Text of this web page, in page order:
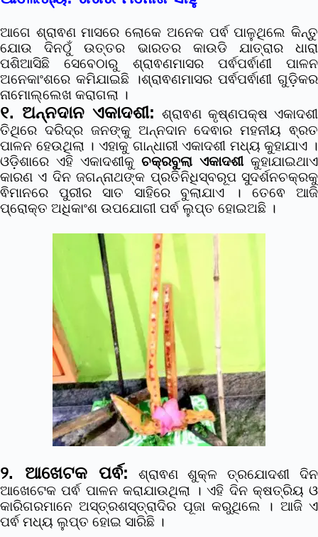
ଆଗେ ଶ୍ରାଵଣ ମାସରେ ଲୋକେ ଅନେକ ପର୍ଵ ପାଳୁଥିଲେ କିନ୍ତୁ
ଯୋଉ ଦିନଠୁଁ ଉତ୍ତର ଭାରତର କାଉଡି ଯାତ୍ରାର ଧାରା
ପଶିଆସିଛି ସେବେଠାରୁ ଶ୍ରାଵଣମାସର ପର୍ଵପର୍ଵାଣୀ ପାଳନ
ଅନେକାଂଶରେ କମିଯାଇଛି ।ଶ୍ରାଵଣମାସର ପର୍ଵପର୍ଵାଣୀ ଗୁଡ଼ିକର
ନାମୋଲ୍ଲେଖ କରାଗଲା ।
୧. ଅନ୍ନଦାନ ଏକାଦଶୀ: ଶ୍ରାଵଣ କୃଷ୍ଣପକ୍ଷ ଏକାଦଶୀ
ତିଥିରେ ଦରିଦ୍ର ଜନଙ୍କୁ ଅନ୍ନଦାନ ଦେଵାର ମହନୀୟ ଵ୍ରତ
ପାଳନ ହେଉଥିଲା । ଏହାକୁ ଗାନ୍ଧାରୀ ଏକାଦଶୀ ମଧ୍ୟ କୁହାଯାଏ ।
ଓଡ଼ିଶାରେ ଏହି ଏକାଦଶୀକୁ ଚକ୍ରବୁଲା ଏକାଦଶୀକୁହାଯାଇଥାଏ
କାରଣ ଏ ଦିନ ଜଗନ୍ନାଥଙ୍କ ପ୍ରତିନିଧିସ୍ବରୂପ ସୁଦର୍ଶନଚକ୍ରକୁ
ଵିମାନରେ ପୁରୀର ସାତ ସାହିରେ ବୁଲାଯାଏ । ତେଵେ ଆଜି
ପ୍ରୋକ୍ତ ଅଧିକାଂଶ ଉପଯୋଗୀ ପର୍ଵ ଲୁପ୍ତ ହୋଇଅଛି ।
୨. ଆଖେଟକ ପର୍ଵ: ଶ୍ରାଵଣ ଶୁକ୍ଳ ତ୍ରଯୋଦଶୀ ଦିନ
ଆଖେଟେକ ପର୍ଵ ପାଳନ କରାଯାଉଥିଲା । ଏହି ଦିନ କ୍ଷତ୍ରିୟ ଓ
କାରିଗରମାନେ ଅସ୍ତ୍ରଶସ୍ତ୍ରାଦିର ପୂଜା କରୁଥିଲେ । ଆଜି ଏ
ପର୍ଵ ମଧ୍ୟ ଲୁପ୍ତ ହୋଇ ସାରିଛି ।